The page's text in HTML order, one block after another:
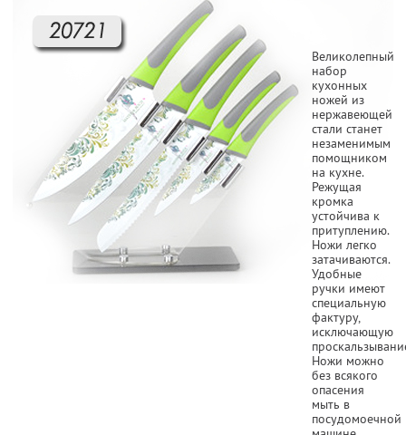
Великолепный
набор
кухонных
ножей из
нержавеющей
стали станет
незаменимым
помощником
на кухне.
Режущая
кромка
устойчива к
притуплению.
Ножи легко
затачиваются.
Удобные
ручки имеют
специальную
фактуру,
исключающую
Ножи можно
без всякого
опасения
мыть в
посудомоечной